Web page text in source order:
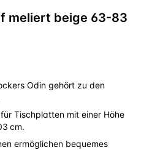
meliert beige 63-83
Odin gehört zu den
Tischplatten mit einer Höhe
cm.
ermöglichen bequemes